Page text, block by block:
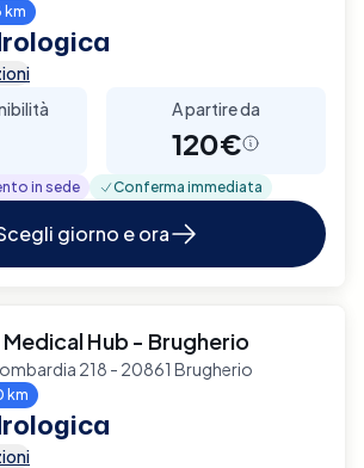
km
A partire da
120€
in sede Conferma immediata
giorno e ora
Medical Hub - Brugherio
218 - 20861 Brugherio
km